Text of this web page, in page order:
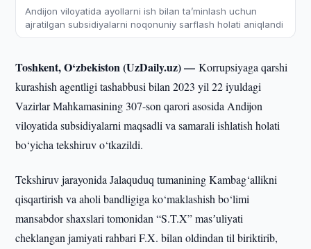
Andijon viloyatida ayollarni ish bilan taʼminlash uchun
ajratilgan subsidiyalarni noqonuniy sarflash holati aniqlandi
Toshkent, O‘zbekiston (UzDaily.uz) —Korrupsiyaga qarshi
kurashish agentligi tashabbusi bilan 2023 yil 22 iyuldagi
Vazirlar Mahkamasining 307-son qarori asosida Andijon
viloyatida subsidiyalarni maqsadli va samarali ishlatish holati
bo‘yicha tekshiruv o‘tkazildi.
Tekshiruv jarayonida Jalaquduq tumanining Kambag‘allikni
qisqartirish va aholi bandligiga ko‘maklashish bo‘limi
mansabdor shaxslari tomonidan “S.T.X” masʼuliyati
cheklangan jamiyati rahbari F.X. bilan oldindan til biriktirib,